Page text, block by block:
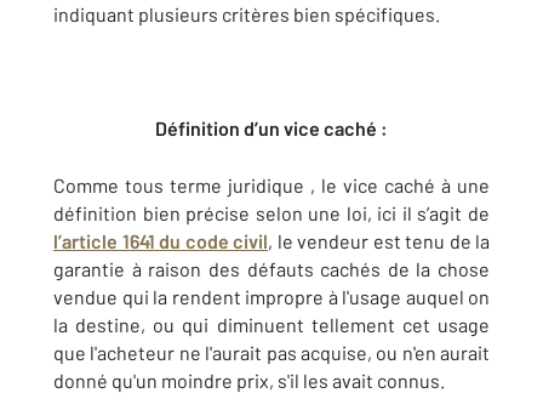
indiquant plusieurs critères bien spécifiques.
Définition d’un vice caché :
Comme tous terme juridique , le vice caché à une
définition bien précise selon une loi, ici il s’agit de
l’article 1641 du code civil, le vendeur est tenu de la
garantie à raison des défauts cachés de la chose
vendue qui la rendent impropre à l'usage auquel on
la destine, ou qui diminuent tellement cet usage
que l'acheteur ne l'aurait pas acquise, ou n'en aurait
donné qu'un moindre prix, s'il les avait connus.